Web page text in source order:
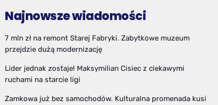
Najnowsze wiadomości
7 mln zł na remont Starej Fabryki. Zabytkowe muzeum
przejdzie dużą modernizację
Lider jednak zostaje! Maksymilian Cisiec z ciekawymi
ruchami na starcie ligi
Zamkowa już bez samochodów. Kulturalna promenada kusi